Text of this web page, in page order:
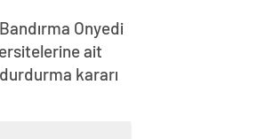
Onyedi
ait
kararı